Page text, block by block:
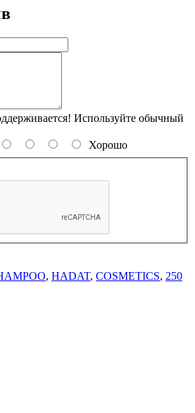
Используйте обычный
Хорошо
, HADAT, COSMETICS, 250